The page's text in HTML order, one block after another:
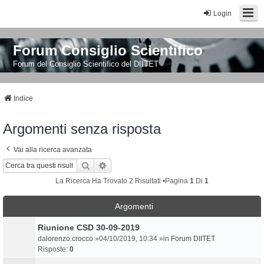
Login
Forum Consiglio Scientifico
Forum del Consiglio Scientifico del DIITET
Indice
Argomenti senza risposta
Vai alla ricerca avanzata
Cerca
La Ricerca Ha Trovato 2 Risultati •Pagina 1 Di 1
Argomenti
Riunione CSD 30-09-2019
da lorenzo.crocco »04/10/2019, 10:34 »in Forum DIITET
Risposte: 0